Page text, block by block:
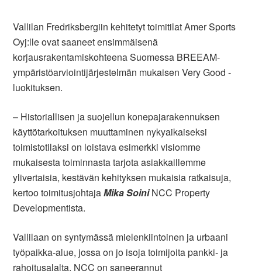
Vallilan Fredriksbergiin kehitetyt toimitilat Amer Sports
Oyj:lle ovat saaneet ensimmäisenä
korjausrakentamiskohteena Suomessa BREEAM-
ympäristöarviointijärjestelmän mukaisen Very Good -
luokituksen.
– Historiallisen ja suojellun konepajarakennuksen
käyttötarkoituksen muuttaminen nykyaikaiseksi
toimistotilaksi on loistava esimerkki visiomme
mukaisesta toiminnasta tarjota asiakkaillemme
ylivertaisia, kestävän kehityksen mukaisia ratkaisuja,
kertoo toimitusjohtajaMika SoiniNCC Property
Developmentista.
Vallilaan on syntymässä mielenkiintoinen ja urbaani
työpaikka-alue, jossa on jo isoja toimijoita pankki- ja
rahoitusalalta. NCC on saneerannut